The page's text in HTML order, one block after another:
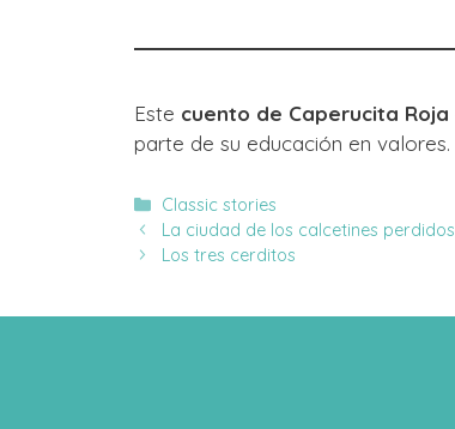
Este cuento de Caperucita Roja
parte de su educación en valores.
Categories
Classic stories
La ciudad de los calcetines perdidos
Los tres cerditos